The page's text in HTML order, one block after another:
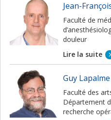
Jean-
Faculté de
douleur
Lire la suite
Guy Lapalme
Faculté des
Département
recherche